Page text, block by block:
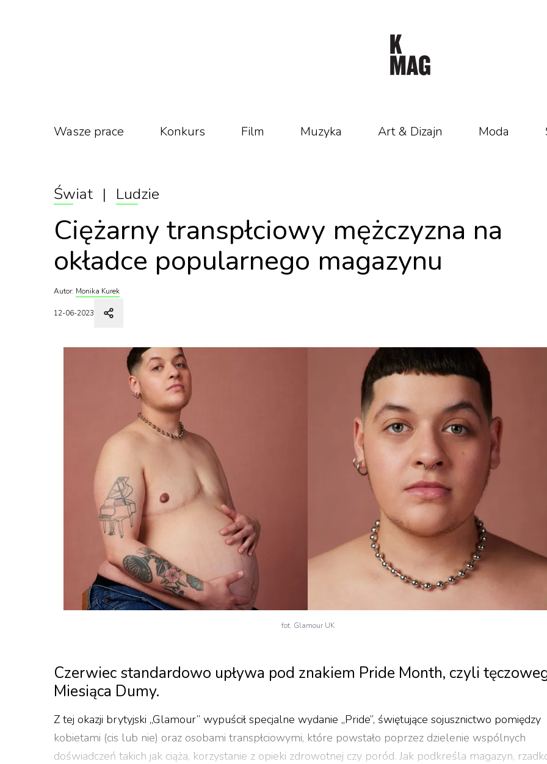
Wasze prace Konkurs Film Muzyka Art & Dizajn Moda
Świat | Ludzie
Ciężarny transpłciowy mężczyzna na
okładce popularnego magazynu
Autor: Monika Kurek
12-06-2023
fot. Glamour UK
Czerwiec standardowo upływa pod znakiem Pride Month, czyli
Miesiąca Dumy.
Z tej okazji brytyjski „Glamour” wypuścił specjalne wydanie „Pride”, świętujące sojusznictwo pomiędzy
kobietami (cis lub nie) oraz osobami transpłciowymi, które powstało poprzez dzielenie wspólnych
doświadczeń takich jak ciąża, korzystanie z opieki zdrowotnej czy poród. Jak podkreśla magazyn,